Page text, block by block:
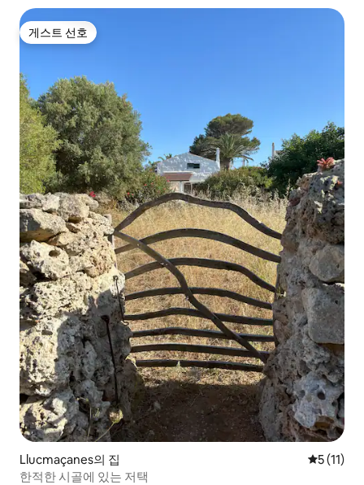
게스트 선호
게스트 선호
Llucmaçanes의 집 평점 5점
5 (11)
한적한 시골에 있는 저택